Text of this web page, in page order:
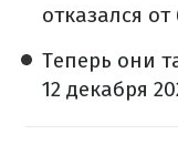
отказался от
Теперь они
12 декабря